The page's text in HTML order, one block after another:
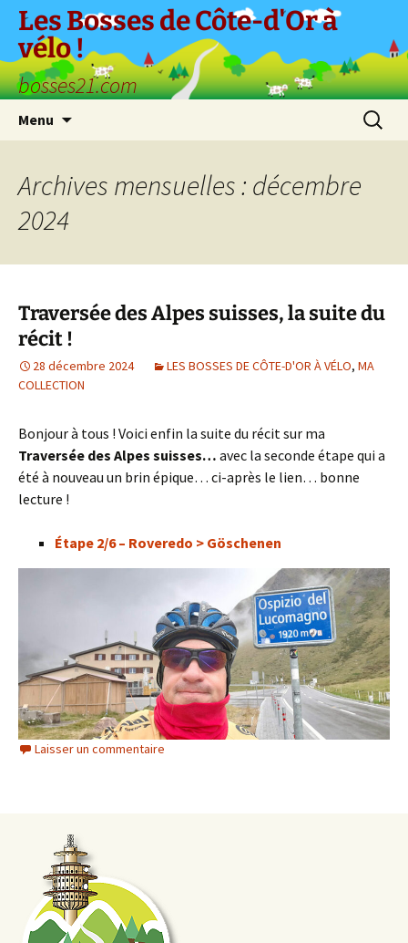
Aller
contenu
Les Bosses de Côte-d'Or à
vélo !
bosses21.com
Menu
Archives mensuelles : décembre
2024
Traversée des Alpes suisses, la suite du
récit !
28 décembre 2024 LES BOSSES DE CÔTE-D'OR À VÉLO, MA
COLLECTION
Bonjour à tous ! Voici enfin la suite du récit sur ma
Traversée des Alpes suisses… avec la seconde étape qui a
été à nouveau un brin épique… ci-après le lien… bonne
lecture !
Étape 2/6 – Roveredo > Göschenen
Laisser un commentaire